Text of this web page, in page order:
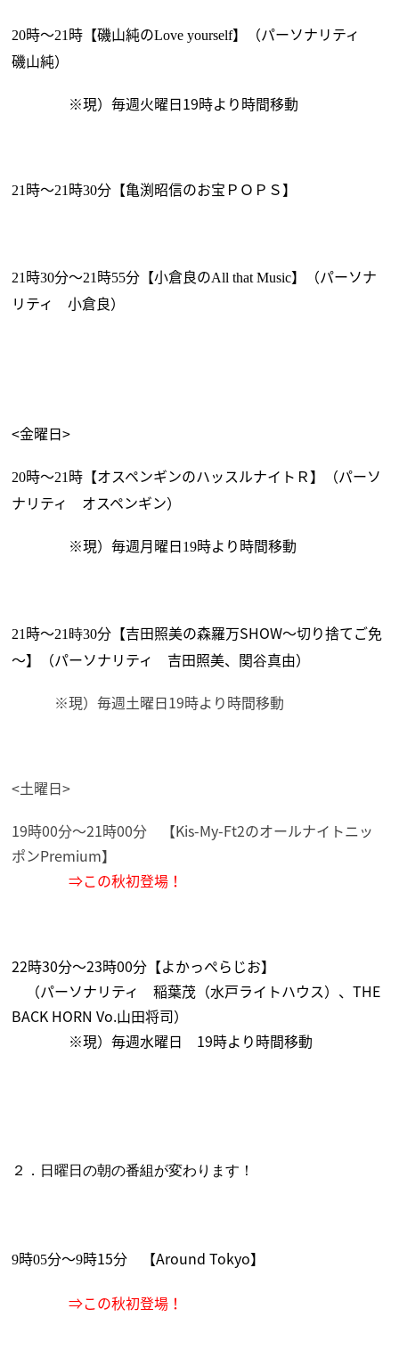
20時～21 時【磯山純のLove yourself】（パーソナリティ
磯山純）
※現）毎週火曜日19時より時間移動
21 時～21 時30分【亀渕昭信のお宝ＰＯＰＳ】
21 時30分～21 時55分【小倉良のAll that Music】（パーソナ
リティ 小倉良）
<金曜日>
20時～21 時【オスペンギンのハッスルナイトＲ】（パーソ
ナリティ オスペンギン）
※現）毎週月曜日19時より時間移動
21 時～21 時30分【吉田照美の森羅万SHOW～切り捨てご免
～】（パーソナリティ 吉田照美、関谷真由）
※現）毎週土曜日19時より時間移動
<土曜日>
19時00分～21時00分 【Kis-My-Ft2のオールナイトニッ
ポンPremium】
⇒この秋初登場！
22時30分～23時00分【よかっぺらじお】
（パーソナリティ 稲葉茂（水戸ライトハウス）、THE
BACK HORN Vo.山田将司）
※現）毎週水曜日 19時より時間移動
２．日曜日の朝の番組が変わります！
9時05分～9時15分 【Around Tokyo】
⇒この秋初登場！